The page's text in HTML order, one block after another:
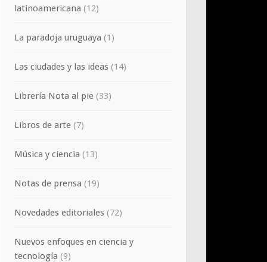
latinoamericana (12)
La paradoja uruguaya (1)
Las ciudades y las ideas (14)
Librería Nota al pie (33)
Libros de arte (7)
Música y ciencia (13)
Notas de prensa (19)
Novedades editoriales (72)
Nuevos enfoques en ciencia y
tecnología (9)